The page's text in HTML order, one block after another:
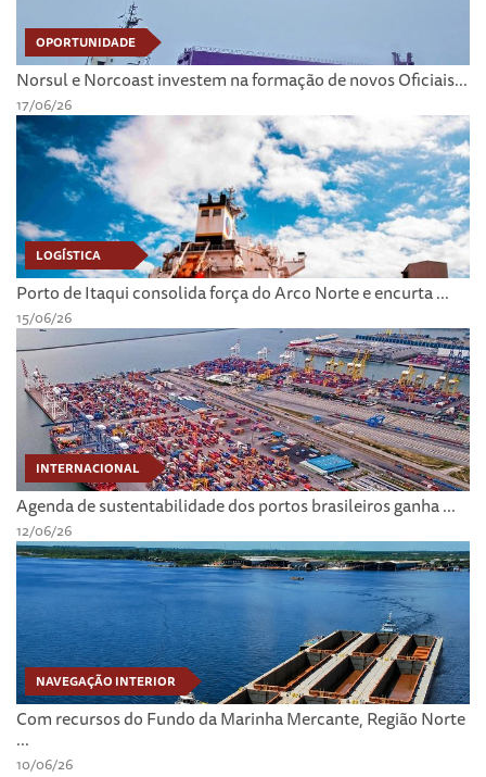
OPORTUNIDADE
Norsul e Norcoast investem na formação de novos Oficiais...
17/06/26
LOGÍSTICA
Porto de Itaqui consolida força do Arco Norte e encurta ...
15/06/26
INTERNACIONAL
Agenda de sustentabilidade dos portos brasileiros ganha ...
12/06/26
NAVEGAÇÃO INTERIOR
Com recursos do Fundo da Marinha Mercante, Região Norte
...
10/06/26